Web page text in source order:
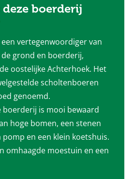
boerderij
een vertegenwoordiger van
grond en boerderij,
oostelijke Achterhoek. Het
scholtenboeren
genoemd.
boerderij is mooi bewaard
hoge bomen, een stenen
en een klein koetshuis.
omhaagde moestuin en een